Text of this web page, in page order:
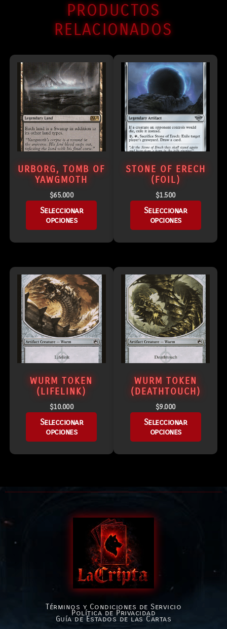
PRODUCTOS
RELACIONADOS
URBORG, TOMB OF
YAWGMOTH
$65.000
Seleccionar
opciones
STONE OF ERECH
(FOIL)
$1.500
Seleccionar
opciones
WURM TOKEN
(LIFELINK)
$10.000
Seleccionar
opciones
WURM TOKEN
(DEATHTOUCH)
$9.000
Seleccionar
opciones
Términos y Condiciones de Servicio
Política de Privacidad
Guía de Estados de las Cartas